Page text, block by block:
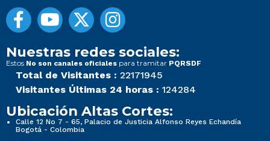
Nuestras redes sociales:
Estos No son canales oficiales para tramitar PQRSDF
Total de Visitantes : 22171945
Visitantes Últimas 24 horas : 124284
Ubicación Altas Cortes:
Calle 12 No 7 - 65, Palacio de Justicia Alfonso Reyes Echandía
Bogotá - Colombia